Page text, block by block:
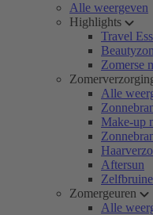
Alle weergeven
Highlights
Travel
Zomerse
Alle
Make-up
Aftersun
Zomergeuren
Alle